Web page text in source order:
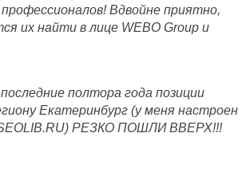
Вдвойне приятно,
их найти в лице WEBO Group и
полтора года позиции
Екатеринбург (у меня настроен
SEOLIB.RU) РЕЗКО ПОШЛИ ВВЕРХ!!!